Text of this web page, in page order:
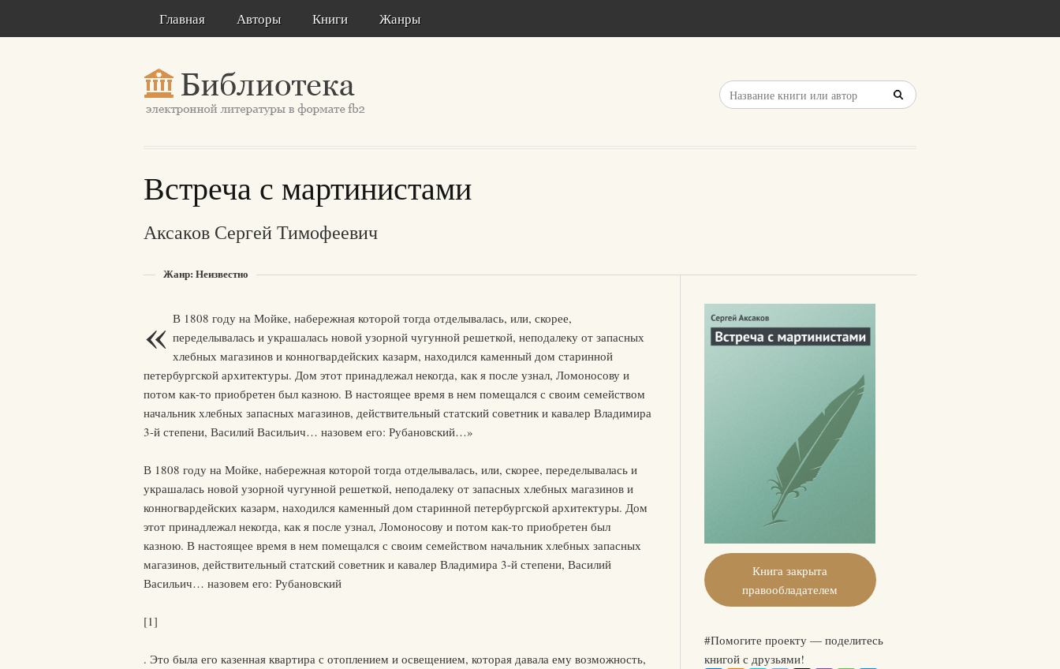
Главная Авторы Книги Жанры
Встреча с мартинистами
Аксаков Сергей Тимофеевич
Жанр: Неизвестно
« В 1808 году на Мойке, набережная которой тогда отделывалась, или, скорее,
переделывалась и украшалась новой узорной чугунной решеткой, неподалеку от запасных
хлебных магазинов и конногвардейских казарм, находился каменный дом старинной
петербургской архитектуры. Дом этот принадлежал некогда, как я после узнал, Ломоносову и
потом как-то приобретен был казною. В настоящее время в нем помещался с своим семейством
начальник хлебных запасных магазинов, действительный статский советник и кавалер Владимира
3-й степени, Василий Васильич… назовем его: Рубановский…»
В 1808 году на Мойке, набережная которой тогда отделывалась, или, скорее, переделывалась и
украшалась новой узорной чугунной решеткой, неподалеку от запасных хлебных магазинов и
конногвардейских казарм, находился каменный дом старинной петербургской архитектуры. Дом
этот принадлежал некогда, как я после узнал, Ломоносову и потом как-то приобретен был
казною. В настоящее время в нем помещался с своим семейством начальник хлебных запасных
магазинов, действительный статский советник и кавалер Владимира 3-й степени, Василий
Васильич… назовем его: Рубановский
[1]
. Это была его казенная квартира с отоплением и освещением, которая давала ему возможность,
Книга закрыта
правообладателем
#Помогите проекту — поделитесь
книгой с друзьями!